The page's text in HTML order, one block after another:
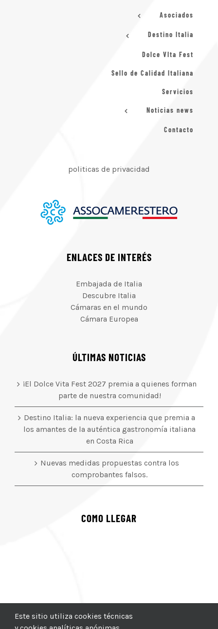
Asociados
Destino Italia
Dolce VIta Fest
Sello de Calidad Italiana
Servicios
Noticias news
Contacto
politicas de privacidad
ENLACES DE INTERÉS
Embajada de Italia
Descubre Italia
Cámaras en el mundo
Cámara Europea
ÚLTIMAS NOTICIAS
¡El Dolce Vita Fest 2027 premia a quienes forman
parte de nuestra comunidad!
Destino Italia: la nueva experiencia que premia a
los amantes de la auténtica gastronomía italiana
en Costa Rica
Nuevas medidas propuestas contra los
comprobantes falsos.
COMO LLEGAR
Este sitio utiliza cookies técnicas